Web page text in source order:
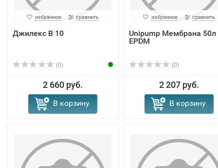
избранное сравнить
Джилекс В 10
(0)
2 660 руб.
В корзину
избранное сравнить
Unipump Мембрана 50л
EPDM
(0)
2 207 руб.
В корзину